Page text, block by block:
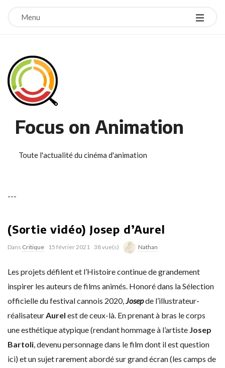
Menu
Focus on Animation
Toute l'actualité du cinéma d'animation
---
(Sortie vidéo) Josep d’Aurel
Dans Critique 15 février 2021 38 vue(s) Nathan
Les projets défilent et l’Histoire continue de grandement
inspirer les auteurs de films animés. Honoré dans la Sélection
officielle du festival cannois 2020,Josepde l’illustrateur-
réalisateurAurel est de ceux-là. En prenant à bras le corps
une esthétique atypique (rendant hommage à l’artiste Josep
Bartoli, devenu personnage dans le film dont il est question
ici) et un sujet rarement abordé sur grand écran (les camps de